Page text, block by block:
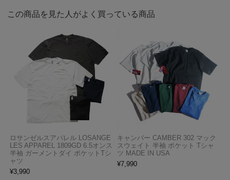
この商品を見た人がよく買っている商品
ロサンゼルスアパレル LOSANGE
LES APPAREL 1809GD 6.5オンス
半袖 ガーメントダイ ポケットTシ
ャツ
¥3,990
キャンバー CAMBER 302 マック
スウェイト 半袖 ポケット Tシャ
ツ MADE IN USA
¥7,990